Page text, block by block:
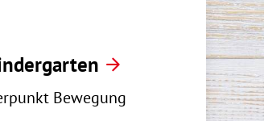
Bewegung